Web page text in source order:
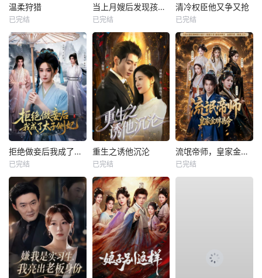
温柔狩猎
已完结
当上月嫂后发现孩子是我的
已完结
清冷权臣他又争又抢
已完结
拒绝做妾后我成了太子侧妃
已完结
重生之诱他沉沦
已完结
流氓帝师，皇家金牌县令
已完结